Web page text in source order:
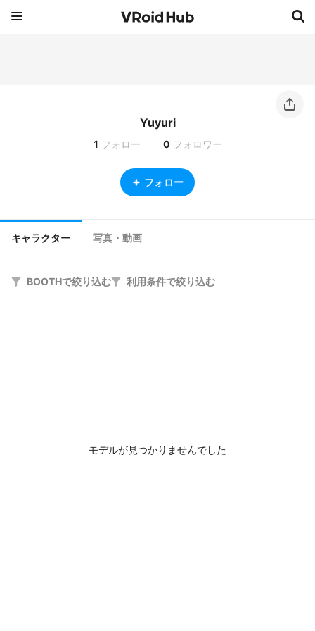
Yuyuri
1 フォロー 0 フォロワー
フォロー
キャラクター 写真・動画
BOOTHで絞り込む 利用条件で絞り込む
モデルが見つかりませんでした